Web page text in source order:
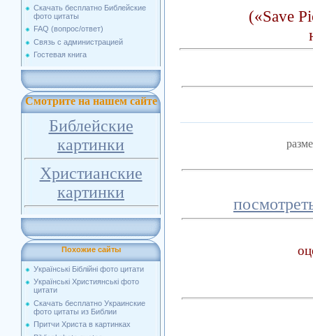
Скачать бесплатно Библейские
фото цитаты
FAQ (вопрос/ответ)
Связь с администрацией
Гостевая книга
Смотрите на нашем сайте
Библейские
картинки
Христианские
картинки
Похожие сайты
Українські Біблійні фото цитати
Українські Християнські фото
цитати
Скачать бесплатно Украинские
фото цитаты из Библии
Притчи Христа в картинках
(«Save